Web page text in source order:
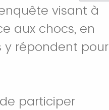
visant à
aux chocs, en
y répondent pour
participer